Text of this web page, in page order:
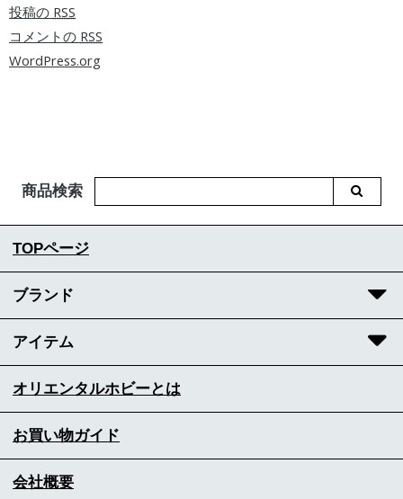
投稿の RSS
コメントの RSS
WordPress.org
商品検索
TOPページ
ブランド
アイテム
オリエンタルホビーとは
お買い物ガイド
会社概要